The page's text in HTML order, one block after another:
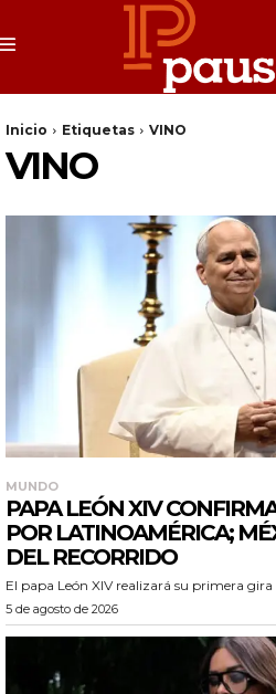
Inicio Etiquetas VINO
VINO
MUNDO
PAPA LEÓN XIV
POR LATINOAMÉRICA;
DEL RECORRIDO
El papa León XIV realizará su primera
5 de agosto de 2026